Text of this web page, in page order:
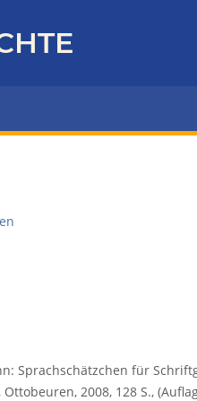
Sprachschätzchen für
Ottobeuren, 2008, 128 S.,